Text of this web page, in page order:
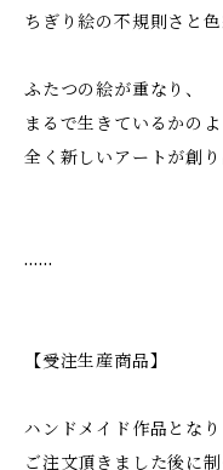
ちぎり絵の不規則さと
ふたつの絵が重なり、
まるで生きているかの
全く新しいアートが創り
……
【受注生産商品】
ハンドメイド作品とな
ご注文頂きました後に制